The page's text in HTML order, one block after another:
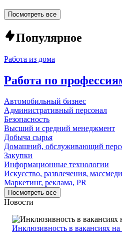
Посмотреть все
Популярное
Работа из дома
Работа по
Автомобильный бизнес
Административный персонал
Безопасность
Высший и средний менеджмент
Добыча сырья
Домашний, обслуживающий
Закупки
Информационные технологии
Искусство, развлечения,
Маркетинг, реклама, PR
Посмотреть все
Новости
Инклюзивность в вакансиях